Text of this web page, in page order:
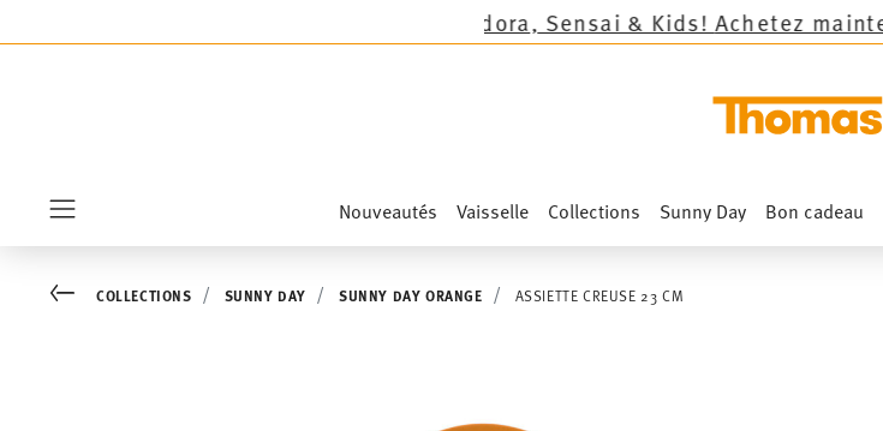
sauf les nouveautés Sandora, Sensai & Kids!Achetez maintenant !
Nouveautés Vaisselle Collections Sunny Day Bon cadeau
Go backCOLLECTIONS SUNNY DAY SUNNY DAY ORANGE ASSIETTE CREUSE 23 CM